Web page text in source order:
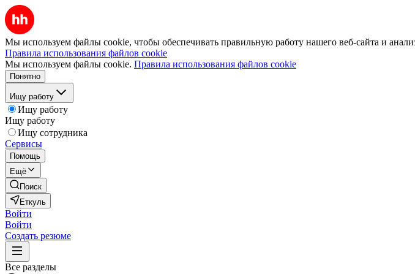
Мы используем файлы cookie, чтобы обеспечивать правильную работу нашего веб-сайта и
Правила использования файлов cookie
Мы используем файлы cookie. Правила использования файлов cookie
Понятно
Ищу работу
Ищу работу
Ищу работу
Ищу сотрудника
Сервисы
Помощь
Ещё
Поиск
Еткуль
Войти
Войти
Создать резюме
Все разделы